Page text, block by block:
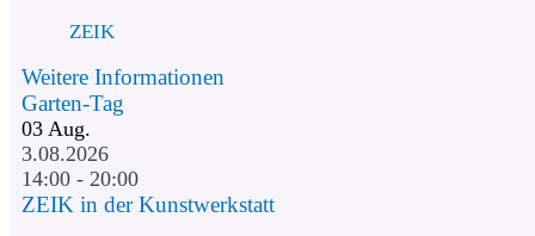
ZEIK
Weitere Informationen
Garten-Tag
03 Aug.
3.08.2026
14:00 - 20:00
ZEIK in der Kunstwerkstatt